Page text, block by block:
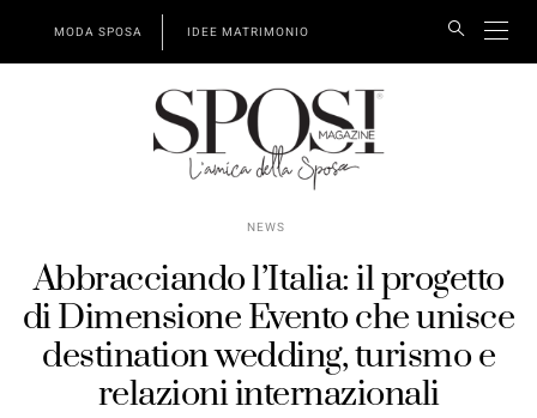
MODA SPOSA IDEE MATRIMONIO
NEWS
Abbracciando l’Italia: il progetto
di Dimensione Evento che unisce
destination wedding, turismo e
relazioni internazionali